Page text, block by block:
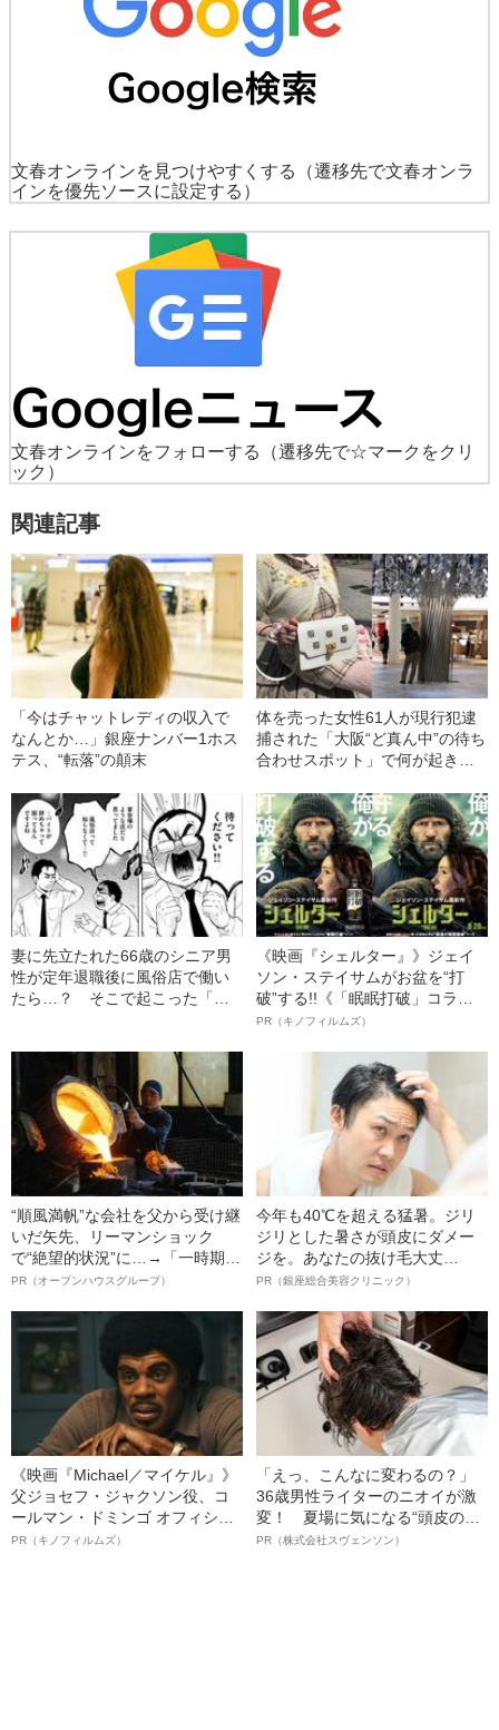
文春オンラインを見つけやすくする
（遷移先で文春オンラ
インを優先ソースに設定する）
文春オンラインをフォローする
（遷移先で☆マークをクリ
ック）
関連記事
「今はチャットレディの収入で
なんとか…」銀座ナンバー1ホス
テス、“転落”の顛末
体を売った女性61人が現行犯逮
捕された「大阪“ど真ん中”の待ち
合わせスポット」で何が起きて
妻に先立たれた66歳のシニア男
性が定年退職後に風俗店で働い
たら…？ そこで起こった「意
《映画『シェルター』》ジェイ
ソン・ステイサムがお盆を“打
破”する!!《「眠眠打破」コラ
ボ》
PR（キノフィルムズ）
“順風満帆”な会社を父から受け継
いだ矢先、リーマンショック
で“絶望的状況”に…→「一時期は
納品3年待ち」のヒット商品を生
明かす、“逆転の戦術”
PR（オープンハウスグループ）
今年も40℃を超える猛暑。ジリ
ジリとした暑さが頭皮にダメー
ジを。あなたの抜け毛大丈
夫！？
PR（銀座総合美容クリニック）
《映画『Michael／マイケル』》
父ジョセフ・ジャクソン役、コ
ールマン・ドミンゴ オフィシャ
ルインタビュー“観客を魅了した
PR（キノフィルムズ）
「えっ、こんなに変わるの？」
36歳男性ライターのニオイが激
変！ 夏場に気になる“頭皮のニ
オイ”や“ベタつき”を解消す
PR（株式会社スヴェンソン）